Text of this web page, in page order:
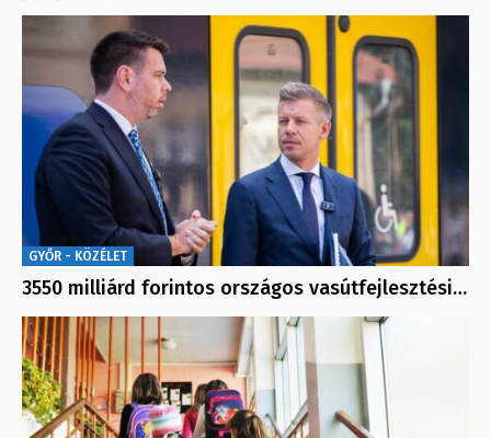
GYŐR - KÖZÉLET
3550 milliárd forintos országos vasútfejlesztési…